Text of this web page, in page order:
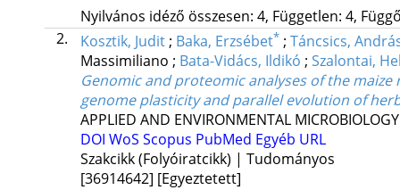
Nyilvános idéző összesen: 4, Független: 4,
2.
Kosztik, Judit ; Baka, Erzsébet* ; Táncsics,
Massimiliano ; Bata-Vidács, Ildikó ; Szalontai,
Genomic and proteomic analyses of the
genome plasticity and parallel evolution of
APPLIED AND ENVIRONMENTAL MICROBIOLOGY
DOI WoS Scopus PubMed Egyéb URL
Szakcikk (Folyóiratcikk) | Tudományos
[36914642] [Egyeztetett]